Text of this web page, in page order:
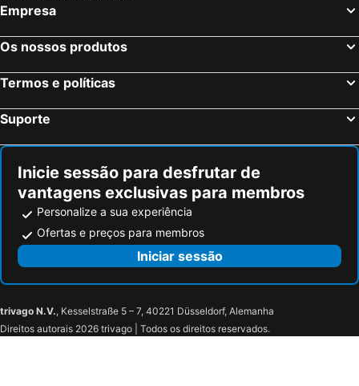
Waimes, bed and breakfasts
Hulsberg, bed and breakfasts
Gulpen-Wittem, bed and breakfasts
Verviers, bed and breakfasts
Huy, bed and breakfasts
Noorbeek, bed and breakfasts
Vielsalm, bed and breakfasts
Empresa
Os nossos produtos
Termos e políticas
Suporte
Inicie sessão para desfrutar de
vantagens exclusivas para membros
Personalize a sua experiência
Ofertas e preços para membros
Iniciar sessão
trivago N.V., Kesselstraße 5 – 7, 40221 Düsseldorf, Alemanha
Direitos autorais 2026 trivago | Todos os direitos reservados.